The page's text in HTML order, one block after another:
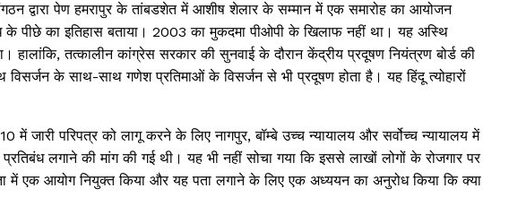
द्वारा पेण हमरापुर के तांबडशेत में आशीष शेलार के सम्मान में एक समारोह का आयोजन
के पीछे का इतिहास बताया। 2003 का मुकदमा पीओपी के खिलाफ नहीं था। यह अस्थि
तत्कालीन कांग्रेस सरकार की सुनवाई के दौरान केंद्रीय प्रदूषण नियंत्रण बोर्ड की
के साथ-साथ गणेश प्रतिमाओं के विसर्जन से भी प्रदूषण होता है। यह हिंदू त्योहारों
में जारी परिपत्र को लागू करने के लिए नागपुर, बॉम्बे उच्च न्यायालय और सर्वोच्च न्यायालय में
प्रतिबंध लगाने की मांग की गई थी। यह भी नहीं सोचा गया कि इससे लाखों लोगों के रोजगार पर
में एक आयोग नियुक्त किया और यह पता लगाने के लिए एक अध्ययन का अनुरोध किया कि क्या